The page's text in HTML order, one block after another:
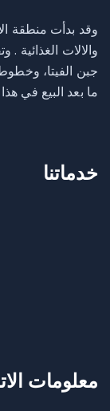
وقد بدأت منطقة
والالات الغذائية
جبن الفيتا،
ما بعد البيع في
خدماتنا
معلومات